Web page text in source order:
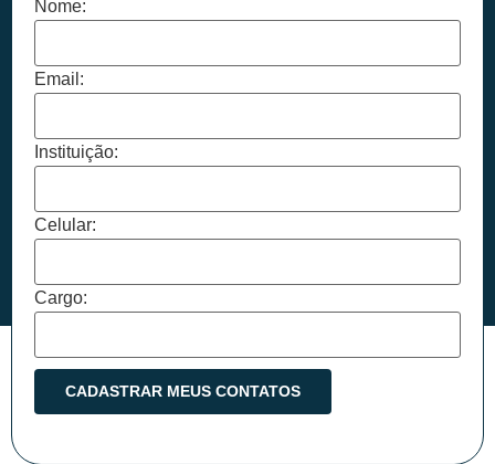
Nome:
Email:
Instituição:
Celular:
Cargo: